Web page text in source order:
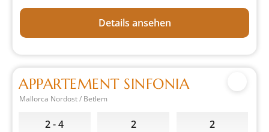
Details ansehen
APPARTEMENT SINFONIA
Mallorca Nordost / Betlem
2 - 4 2 2